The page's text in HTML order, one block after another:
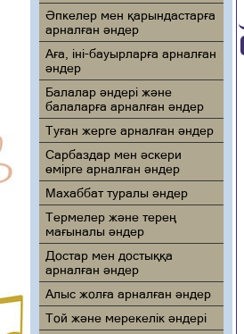
Әпкелер мен қарындастарға
арналған әндер
Аға, іні-бауырларға арналған
әндер
Балалар әндері және
балаларға арналған әндер
Туған жерге арналған әндер
Сарбаздар мен әскери
өмірге арналған әндер
Махаббат туралы әндер
Термелер және терең
мағыналы әндер
Достар мен достыққа
арналған әндер
Алыс жолға арналған әндер
Той және мерекелік әндері